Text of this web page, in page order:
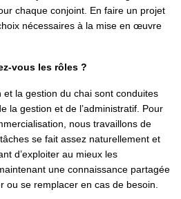
chaque conjoint. En faire un projet
nécessaires à la mise en œuvre
vous les rôles ?
et la gestion du chai sont conduites
la gestion et de l’administratif. Pour
nous travaillons de
se fait assez naturellement et
d’exploiter au mieux les
une connaissance partagée
ou se remplacer en cas de besoin.